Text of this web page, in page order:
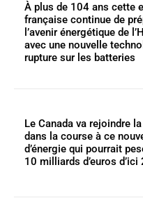
À plus de 104 ans cette
française continue de
l’avenir énergétique de
avec une nouvelle
rupture sur les batteries
Le Canada va rejoindre
dans la course à ce
d’énergie qui pourrait
10 milliards d’euros d’ici